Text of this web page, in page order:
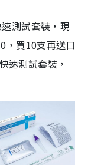
測試套裝，現
，買10支再送口
速測試套裝，